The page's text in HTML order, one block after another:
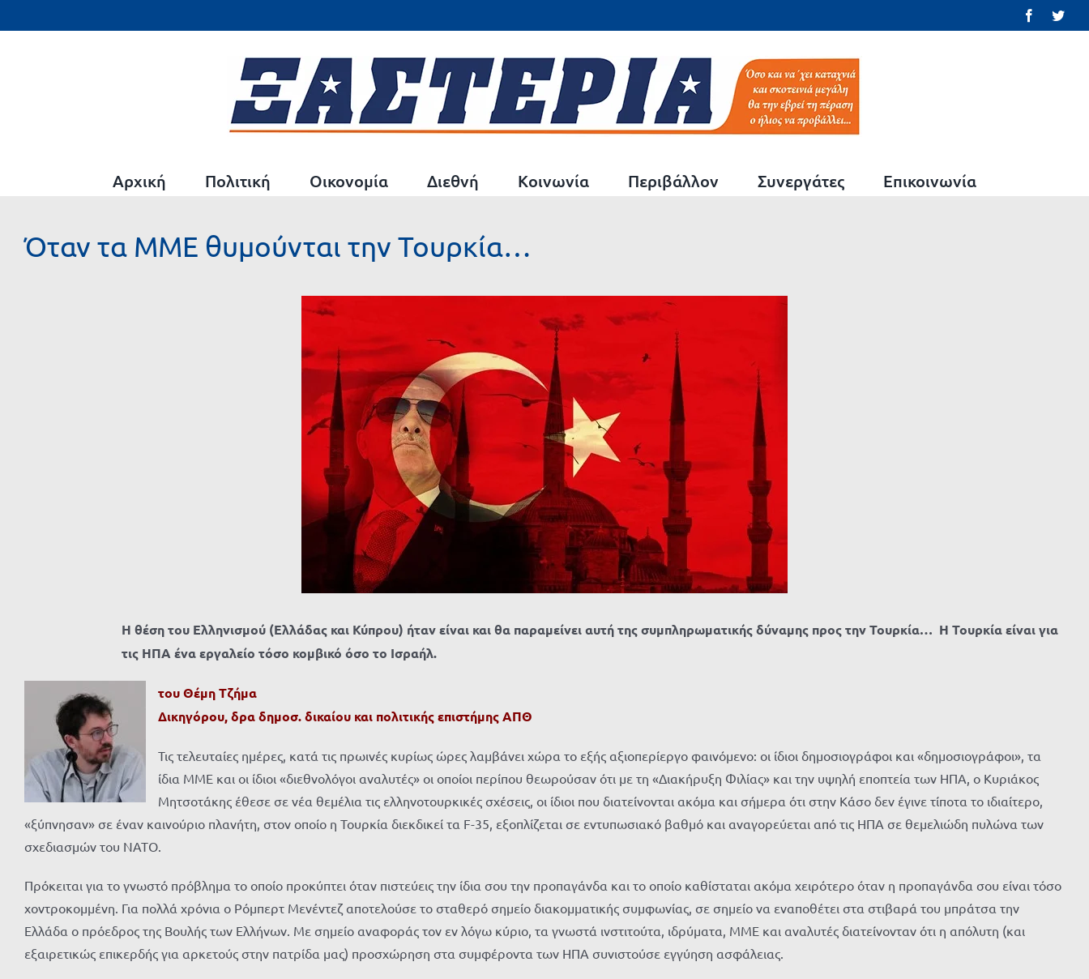
στο
Facebook
Αρχική Πολιτική Οικονομία Διεθνή Κοινωνία Περιβάλλον Συνεργάτες Επικοινωνία
Όταν τα ΜΜΕ θυμούνται την Τουρκία…
Η θέση του Ελληνισμού (Ελλάδας και Κύπρου) ήταν είναι και θα παραμείνει αυτή της συμπληρωματικής δύναμης προς την Τουρκία… Η Τουρκία είναι για
τις ΗΠΑ ένα εργαλείο τόσο κομβικό όσο το Ισραήλ.
του Θέμη Τζήμα
Δικηγόρου, δρα δημοσ. δικαίου και πολιτικής επιστήμης ΑΠΘ
Τις τελευταίες ημέρες, κατά τις πρωινές κυρίως ώρες λαμβάνει χώρα το εξής αξιοπερίεργο φαινόμενο: οι ίδιοι δημοσιογράφοι και «δημοσιογράφοι», τα
ίδια ΜΜΕ και οι ίδιοι «διεθνολόγοι αναλυτές» οι οποίοι περίπου θεωρούσαν ότι με τη «Διακήρυξη Φιλίας» και την υψηλή εποπτεία των ΗΠΑ, ο Κυριάκος
Μητσοτάκης έθεσε σε νέα θεμέλια τις ελληνοτουρκικές σχέσεις, οι ίδιοι που διατείνονται ακόμα και σήμερα ότι στην Κάσο δεν έγινε τίποτα το ιδιαίτερο,
«ξύπνησαν» σε έναν καινούριο πλανήτη, στον οποίο η Τουρκία διεκδικεί τα F-35, εξοπλίζεται σε εντυπωσιακό βαθμό και αναγορεύεται από τις ΗΠΑ σε θεμελιώδη πυλώνα των
σχεδιασμών του ΝΑΤΟ.
Πρόκειται για το γνωστό πρόβλημα το οποίο προκύπτει όταν πιστεύεις την ίδια σου την προπαγάνδα και το οποίο καθίσταται ακόμα χειρότερο όταν η προπαγάνδα σου είναι τόσο
χοντροκομμένη. Για πολλά χρόνια ο Ρόμπερτ Μενέντεζ αποτελούσε το σταθερό σημείο διακομματικής συμφωνίας, σε σημείο να εναποθέτει στα στιβαρά του μπράτσα την
Ελλάδα ο πρόεδρος της Βουλής των Ελλήνων. Με σημείο αναφοράς τον εν λόγω κύριο, τα γνωστά ινστιτούτα, ιδρύματα, ΜΜΕ και αναλυτές διατείνονταν ότι η απόλυτη (και
εξαιρετικώς επικερδής για αρκετούς στην πατρίδα μας) προσχώρηση στα συμφέροντα των ΗΠΑ συνιστούσε εγγύηση ασφάλειας.